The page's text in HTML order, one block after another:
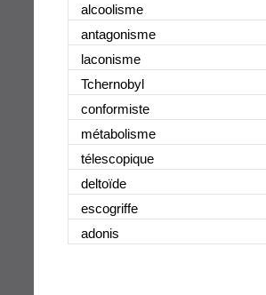
alcoolisme
antagonisme
laconisme
Tchernobyl
conformiste
métabolisme
télescopique
deltoïde
escogriffe
adonis